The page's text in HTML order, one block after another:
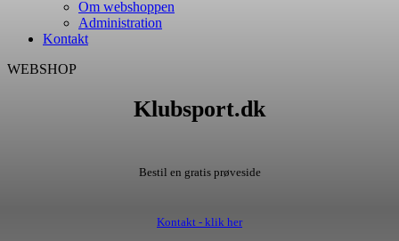
Om webshoppen
Administration
Kontakt
WEBSHOP
Klubsport.dk
Bestil en gratis prøveside
Kontakt - klik her